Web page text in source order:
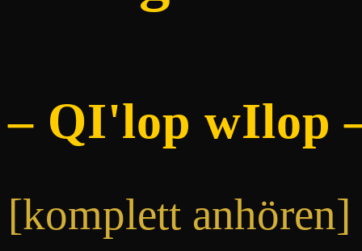
– QI'lop wIlop
[komplett anhören]